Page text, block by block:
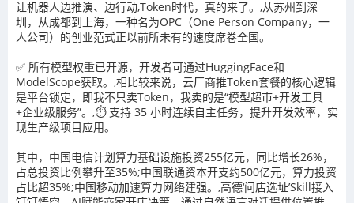
让机器人边推演、边行动,Token时代，真的来了。,从苏州到深
圳，从成都到上海，一种名为OPC（One Person Company，一
人公司）的创业范式正以前所未有的速度席卷全国。
✅ 所有模型权重已开源，开发者可通过HuggingFace和
ModelScope获取。,相比较来说，云厂商推Token套餐的核心逻辑
是平台锁定，即我不只卖Token，我卖的是“模型超市+开发工具
+企业级服务”。,⏱️ 支持 35 小时连续自主任务，提升开发效率，实
现生产级项目应用。
其中，中国电信计划算力基础设施投资255亿元，同比增长26%，
占总投资比例攀升至35%;中国联通资本开支约500亿元，算力投资
占比超35%;中国移动加速算力网络建强。,高德‘问店选址’Skill接入